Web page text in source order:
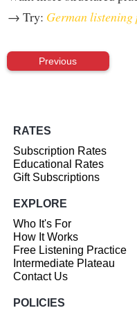
→ Try: German
Previous
RATES
Subscription Rates
Educational Rates
Gift Subscriptions
EXPLORE
Who It's For
How It Works
Free Listening Practice
Intermediate Plateau
Contact Us
POLICIES